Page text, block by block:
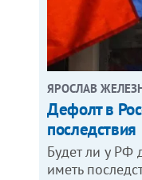
ЯРОСЛАВ
Дефолт в
последствия
Будет ли у РФ
иметь